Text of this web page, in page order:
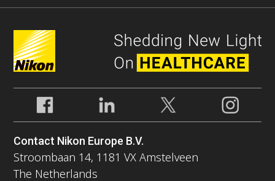
Contact Nikon Europe B.V.
Stroombaan 14, 1181 VX Amstelveen
The Netherlands